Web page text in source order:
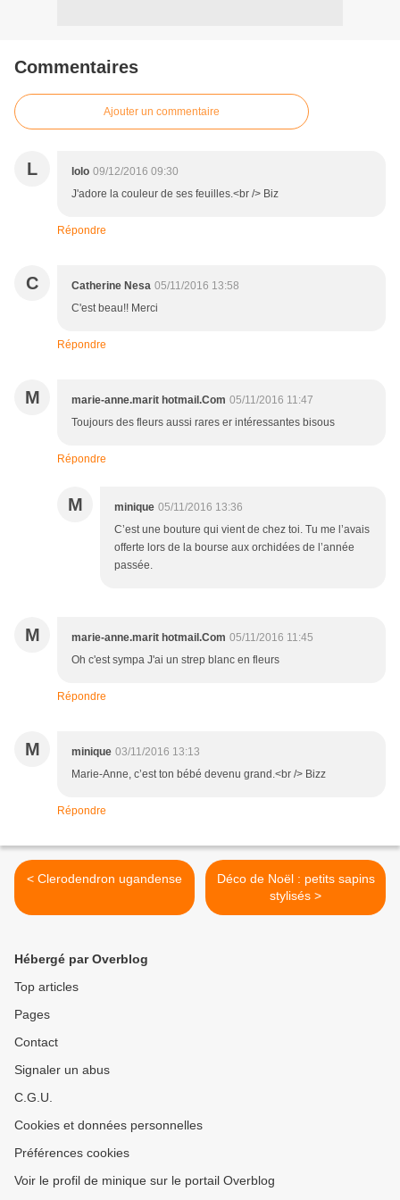
Commentaires
Ajouter un commentaire
L lolo 09/12/2016 09:30
J'adore la couleur de ses feuilles.<br /> Biz
Répondre
C Catherine Nesa 05/11/2016 13:58
C'est beau!! Merci
Répondre
M marie-anne.marit hotmail.Com 05/11/2016 11:47
Toujours des fleurs aussi rares er intéressantes bisous
Répondre
M minique 05/11/2016 13:36
C’est une bouture qui vient de chez toi. Tu me l’avais
offerte lors de la bourse aux orchidées de l’année
passée.
M marie-anne.marit hotmail.Com 05/11/2016 11:45
Oh c'est sympa J'ai un strep blanc en fleurs
Répondre
M minique 03/11/2016 13:13
Marie-Anne, c’est ton bébé devenu grand.<br /> Bizz
Répondre
< Clerodendron ugandense
Déco de Noël : petits sapins
stylisés >
Hébergé par Overblog
Top articles
Pages
Contact
Signaler un abus
C.G.U.
Cookies et données personnelles
Préférences cookies
Voir le profil de minique sur le portail Overblog